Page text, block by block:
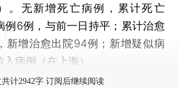
。无新增死亡病例，累计死亡
例6例，与前一日持平；累计治愈
新增治愈出院94例；新增疑似病
病例（在上海）。
计2942字 订阅后继续阅读